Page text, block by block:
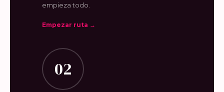
empieza todo.
Empezar ruta →
02